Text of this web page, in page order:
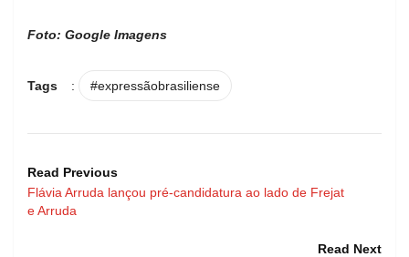
Foto: Google Imagens
Tags : #expressãobrasiliense
Read Previous
Flávia Arruda lançou pré-candidatura ao lado de Frejat
e Arruda
Read Next